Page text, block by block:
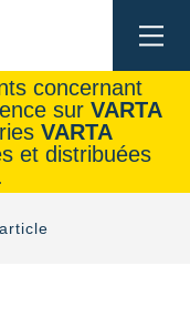
concernant
sur VARTA
VARTA
et distribuées